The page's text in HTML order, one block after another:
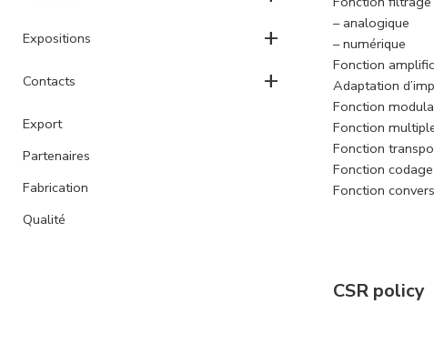
– analogique
– numérique
Fonction
Adaptation
Fonction
Fonction
Fonction
Fonction
Fonction
CSR policy
Expositions +
Contacts +
Export
Partenaires
Fabrication
Qualité